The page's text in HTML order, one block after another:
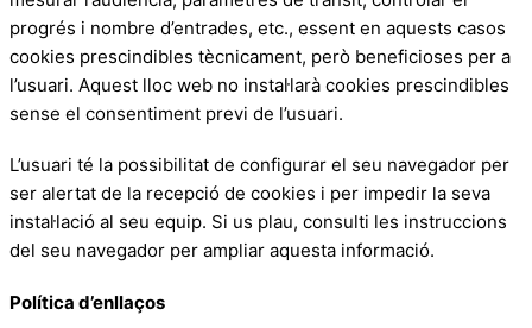
progrés i nombre d’entrades, etc., essent en aquests casos
cookies prescindibles tècnicament, però beneficioses per a
l’usuari. Aquest lloc web no instal·larà cookies prescindibles
sense el consentiment previ de l’usuari.
L’usuari té la possibilitat de configurar el seu navegador per
ser alertat de la recepció de cookies i per impedir la seva
instal·lació al seu equip. Si us plau, consulti les instruccions
del seu navegador per ampliar aquesta informació.
Política d’enllaços